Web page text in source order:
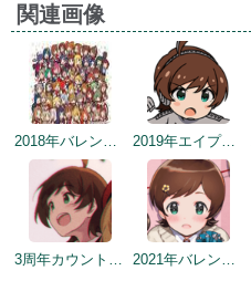
関連画像
2018年バレンタインデー公式ツイート 2019年エイプリルミニゲーム
3周年カウントダウンイラスト 2021年バレンタインデートップ画面